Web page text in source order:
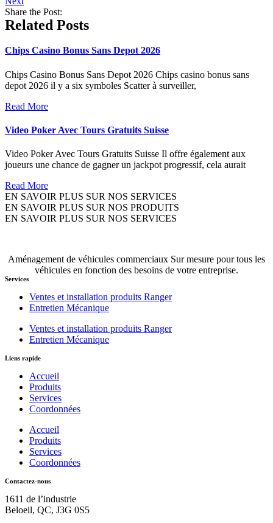
Share the Post:
Related Posts
Chips Casino Bonus Sans Depot 2026
Chips Casino Bonus Sans Depot 2026 Chips casino bonus sans
depot 2026 il y a six symboles Scatter à surveiller,
Read More
Video Poker Avec Tours Gratuits Suisse
Video Poker Avec Tours Gratuits Suisse Il offre également aux
joueurs une chance de gagner un jackpot progressif, cela aurait
Read More
EN SAVOIR PLUS SUR NOS SERVICES
EN SAVOIR PLUS SUR NOS PRODUITS
EN SAVOIR PLUS SUR NOS SERVICES
Aménagement de véhicules commerciaux Sur mesure pour tous les
véhicules en fonction des besoins de votre entreprise.
Services
Ventes et installation produits Ranger
Entretien Mécanique
Ventes et installation produits Ranger
Entretien Mécanique
Liens rapide
Accueil
Produits
Services
Coordonnées
Accueil
Produits
Services
Coordonnées
Contactez-nous
1611 de l’industrie
Beloeil, QC, J3G 0S5